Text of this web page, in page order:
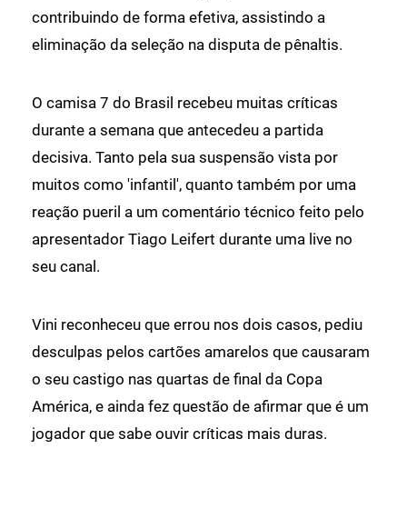
contribuindo de forma efetiva, assistindo a
eliminação da seleção na disputa de pênaltis.
O camisa 7 do Brasil recebeu muitas críticas
durante a semana que antecedeu a partida
decisiva. Tanto pela sua suspensão vista por
muitos como 'infantil', quanto também por uma
reação pueril a um comentário técnico feito pelo
apresentador Tiago Leifert durante uma live no
seu canal.
Vini reconheceu que errou nos dois casos, pediu
desculpas pelos cartões amarelos que causaram
o seu castigo nas quartas de final da Copa
América, e ainda fez questão de afirmar que é um
jogador que sabe ouvir críticas mais duras.